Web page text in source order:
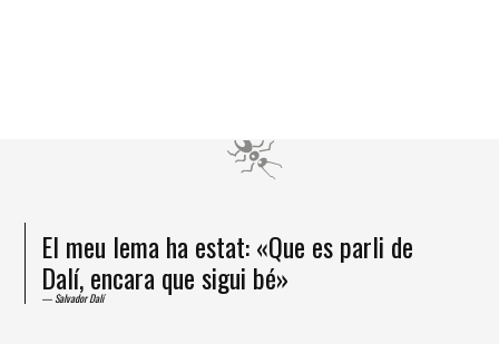
El meu lema ha estat: «Que es parli de
Dalí, encara que sigui bé»
Salvador Dalí